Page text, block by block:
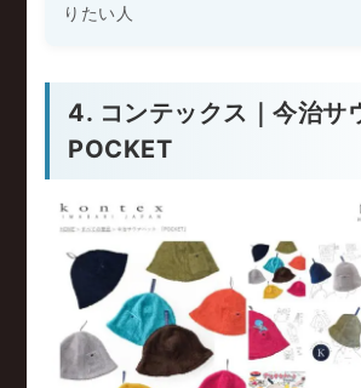
りたい人
4. コンテックス｜今治サ
POCKET